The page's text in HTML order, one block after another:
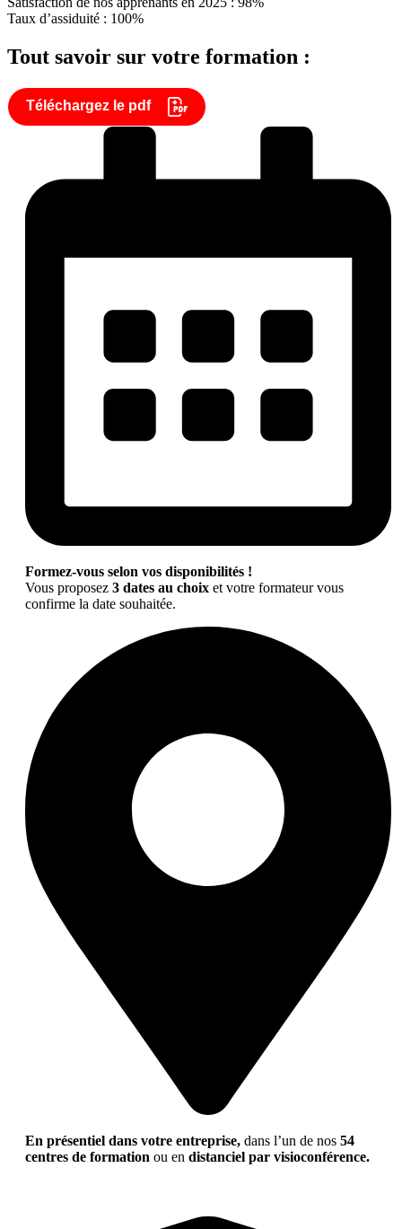
Taux d’assiduité : 100%
Tout savoir sur votre formation :
Téléchargez le pdf
Formez-vous selon vos disponibilités !
Vous proposez 3 dates au choix et votre formateur vous
confirme la date souhaitée.
En présentiel dans votre entreprise, dans l’un de nos 54
centres de formation ou en distanciel par visioconférence.